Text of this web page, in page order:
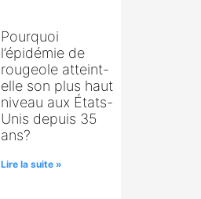
Pourquoi
l’épidémie de
rougeole atteint-
elle son plus haut
niveau aux États-
Unis depuis 35
ans?
Lire la suite »